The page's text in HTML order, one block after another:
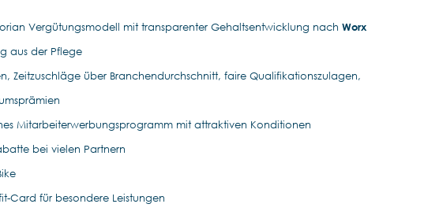
Vergütungsmodell mit transparenter Gehaltsentwicklung nach Worx
aus der Pflege
Zeitzuschläge über Branchendurchschnitt, faire Qualifikationszulagen,
Mitarbeiterwerbungsprogramm mit attraktiven Konditionen
bei vielen Partnern
Card für besondere Leistungen